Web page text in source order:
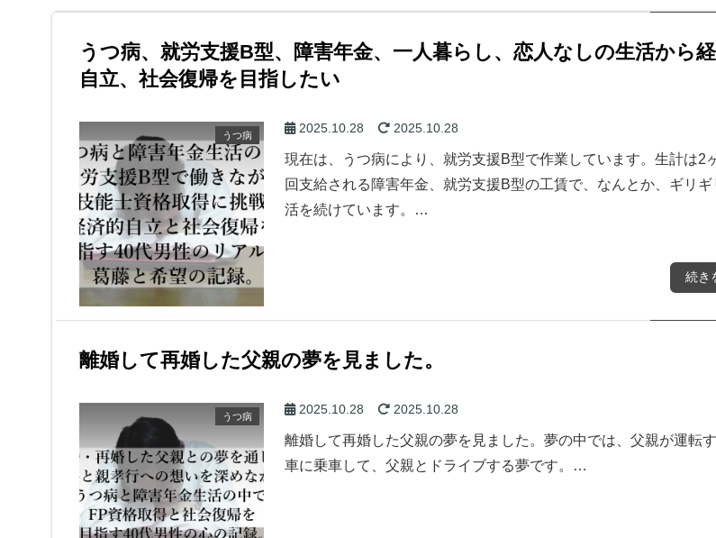
うつ病、就労支援B型、障害年金、一人暮らし、恋人なしの生活から
自立、社会復帰を目指したい
うつ病 2025.10.28 2025.10.28
現在は、うつ病により、就労支援B型で作業しています。生計は2
回支給される障害年金、就労支援B型の工賃で、なんとか、ギリギ
活を続けています。…
続き
離婚して再婚した父親の夢を見ました。
うつ病 2025.10.28 2025.10.28
離婚して再婚した父親の夢を見ました。夢の中では、父親が運転
車に乗車して、父親とドライブする夢です。…